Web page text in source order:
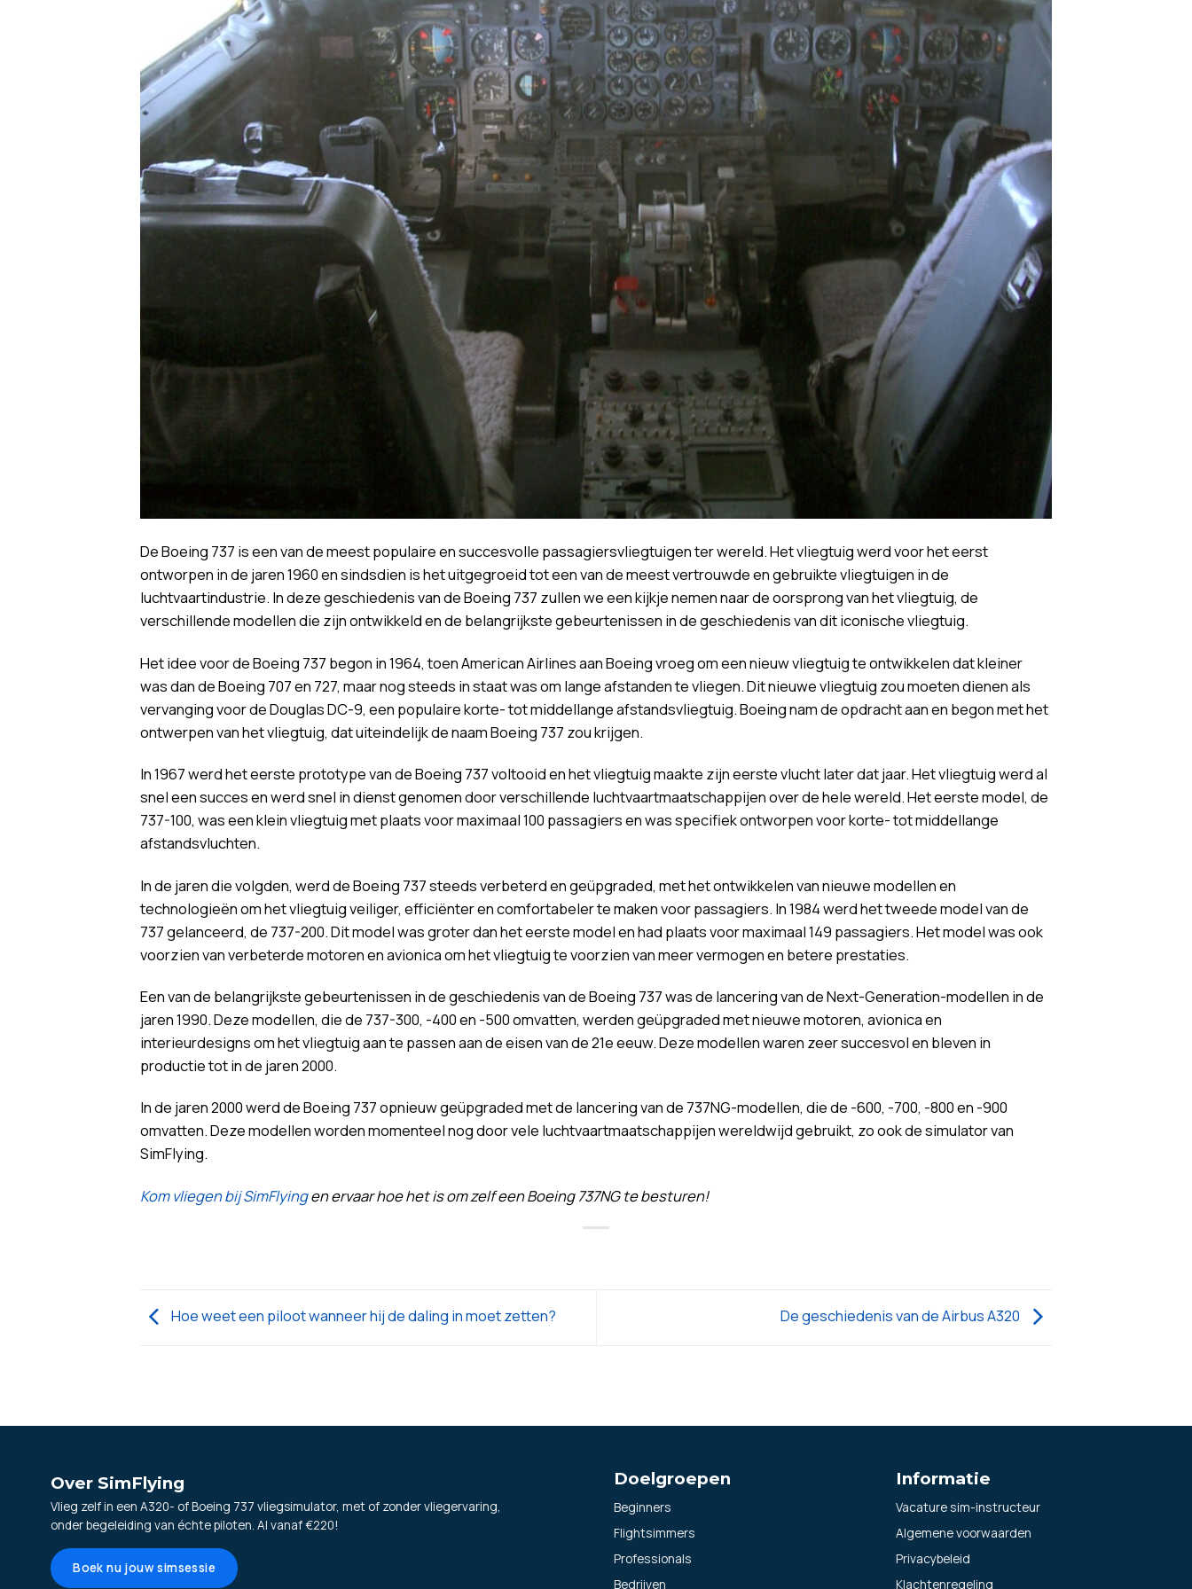
De Boeing 737 is een van de meest populaire en succesvolle passagiersvliegtuigen ter wereld. Het vliegtuig werd voor het eerst
ontworpen in de jaren 1960 en sindsdien is het uitgegroeid tot een van de meest vertrouwde en gebruikte vliegtuigen in de
luchtvaartindustrie. In deze geschiedenis van de Boeing 737 zullen we een kijkje nemen naar de oorsprong van het vliegtuig, de
verschillende modellen die zijn ontwikkeld en de belangrijkste gebeurtenissen in de geschiedenis van dit iconische vliegtuig.
Het idee voor de Boeing 737 begon in 1964, toen American Airlines aan Boeing vroeg om een nieuw vliegtuig te ontwikkelen dat kleiner
was dan de Boeing 707 en 727, maar nog steeds in staat was om lange afstanden te vliegen. Dit nieuwe vliegtuig zou moeten dienen als
vervanging voor de Douglas DC-9, een populaire korte- tot middellange afstandsvliegtuig. Boeing nam de opdracht aan en begon met het
ontwerpen van het vliegtuig, dat uiteindelijk de naam Boeing 737 zou krijgen.
In 1967 werd het eerste prototype van de Boeing 737 voltooid en het vliegtuig maakte zijn eerste vlucht later dat jaar. Het vliegtuig werd al
snel een succes en werd snel in dienst genomen door verschillende luchtvaartmaatschappijen over de hele wereld. Het eerste model, de
737-100, was een klein vliegtuig met plaats voor maximaal 100 passagiers en was specifiek ontworpen voor korte- tot middellange
afstandsvluchten.
In de jaren die volgden, werd de Boeing 737 steeds verbeterd en geüpgraded, met het ontwikkelen van nieuwe modellen en
technologieën om het vliegtuig veiliger, efficiënter en comfortabeler te maken voor passagiers. In 1984 werd het tweede model van de
737 gelanceerd, de 737-200. Dit model was groter dan het eerste model en had plaats voor maximaal 149 passagiers. Het model was ook
voorzien van verbeterde motoren en avionica om het vliegtuig te voorzien van meer vermogen en betere prestaties.
Een van de belangrijkste gebeurtenissen in de geschiedenis van de Boeing 737 was de lancering van de Next-Generation-modellen in de
jaren 1990. Deze modellen, die de 737-300, -400 en -500 omvatten, werden geüpgraded met nieuwe motoren, avionica en
interieurdesigns om het vliegtuig aan te passen aan de eisen van de 21e eeuw. Deze modellen waren zeer succesvol en bleven in
productie tot in de jaren 2000.
In de jaren 2000 werd de Boeing 737 opnieuw geüpgraded met de lancering van de 737NG-modellen, die de -600, -700, -800 en -900
omvatten. Deze modellen worden momenteel nog door vele luchtvaartmaatschappijen wereldwijd gebruikt, zo ook de simulator van
SimFlying.
Kom vliegen bij SimFlyingen ervaar hoe het is om zelf een Boeing 737NG te besturen!
Hoe weet een piloot wanneer hij de daling in moet zetten? De geschiedenis van de Airbus A320
Over SimFlying
Vlieg zelf in een A320- of Boeing 737 vliegsimulator, met of zonder vliegervaring,
onder begeleiding van échte piloten. Al vanaf €220!
Boek nu jouw simsessie
Doelgroepen
Beginners
Flightsimmers
Professionals
Bedrijven
Informatie
Vacature sim-instructeur
Algemene voorwaarden
Privacybeleid
Klachtenregeling